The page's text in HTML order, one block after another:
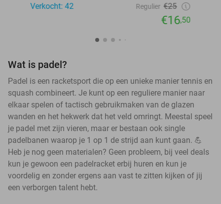
Verkocht: 42
Regulier €25
€16,50
Wat is padel?
Padel is een racketsport die op een unieke manier tennis en
squash combineert. Je kunt op een reguliere manier naar
elkaar spelen of tactisch gebruikmaken van de glazen
wanden en het hekwerk dat het veld omringt. Meestal speel
je padel met zijn vieren, maar er bestaan ook single
padelbanen waarop je 1 op 1 de strijd aan kunt gaan. 💪
Heb je nog geen materialen? Geen probleem, bij veel deals
kun je gewoon een padelracket erbij huren en kun je
voordelig en zonder ergens aan vast te zitten kijken of jij
een verborgen talent hebt.